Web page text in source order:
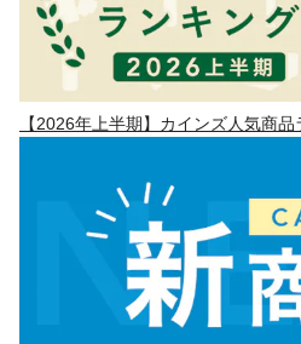
【2026年上半期】カインズ人気商